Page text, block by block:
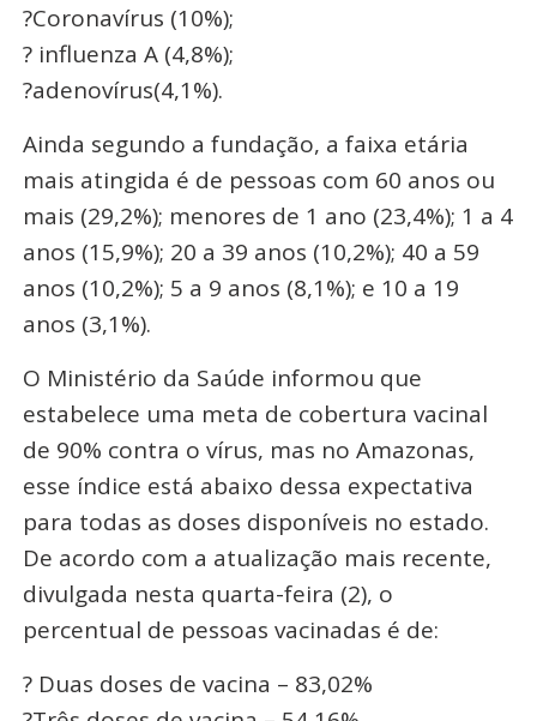
?Coronavírus (10%);
? influenza A (4,8%);
?adenovírus(4,1%).
Ainda segundo a fundação, a faixa etária
mais atingida é de pessoas com 60 anos ou
mais (29,2%); menores de 1 ano (23,4%); 1 a 4
anos (15,9%); 20 a 39 anos (10,2%); 40 a 59
anos (10,2%); 5 a 9 anos (8,1%); e 10 a 19
anos (3,1%).
O Ministério da Saúde informou que
estabelece uma meta de cobertura vacinal
de 90% contra o vírus, mas no Amazonas,
esse índice está abaixo dessa expectativa
para todas as doses disponíveis no estado.
De acordo com a atualização mais recente,
divulgada nesta quarta-feira (2), o
percentual de pessoas vacinadas é de:
? Duas doses de vacina – 83,02%